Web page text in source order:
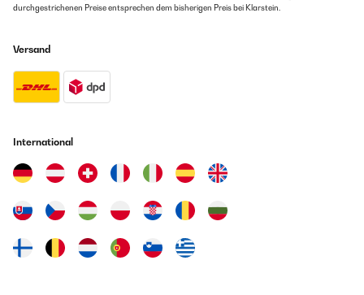
durchgestrichenen Preise entsprechen dem bisherigen Preis bei Klarstein.
Versand
International